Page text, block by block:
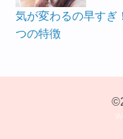
気が変わるの早すぎ
つの特徴